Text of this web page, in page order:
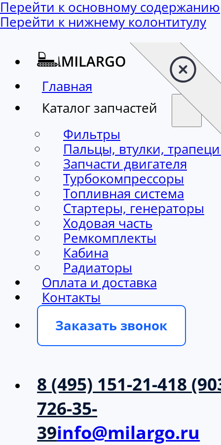
Перейти к основному содержанию
Перейти к нижнему колонтитулу
Главная
Каталог запчастей
Фильтры
Пальцы, втулки,
Запчасти двигателя
Турбокомпрессоры
Топливная система
Стартеры, генераторы
Ходовая часть
Ремкомплекты
Кабина
Радиаторы
Оплата и доставка
Контакты
Заказать звонок
8 (495) 151-21-418
726-35-
39info@milargo.ru